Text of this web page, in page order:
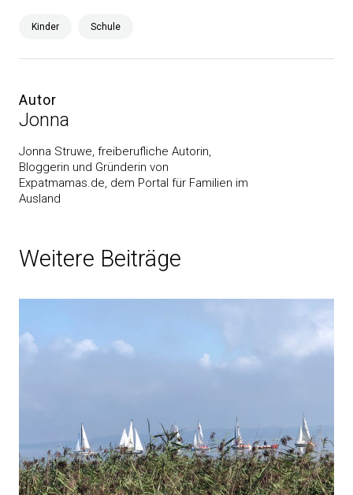
Kinder Schule
Autor
Jonna
Jonna Struwe, freiberufliche Autorin,
Bloggerin und Gründerin von
Expatmamas.de, dem Portal für Familien im
Ausland
Weitere Beiträge